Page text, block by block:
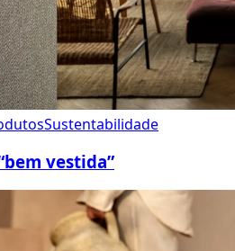
Sustentabilidade
vestida”